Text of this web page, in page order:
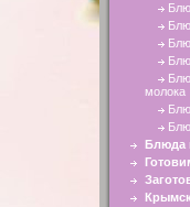
молока
Блюда